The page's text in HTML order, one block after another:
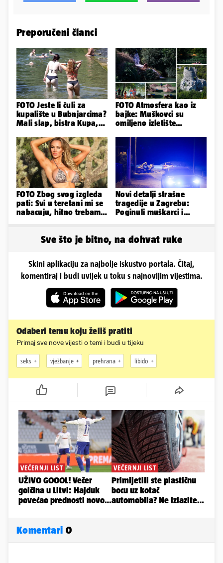
Preporučeni članci
FOTO Jeste li čuli za
kupalište u Bubnjarcima?
Mali slap, bistra Kupa,
idila!
FOTO Atmosfera kao iz
bajke: Muškovci su
omiljeno izletište
zašto
FOTO Zbog svog izgleda
pati: Svi u teretani mi se
nabacuju, hitno trebam
Novi detalji strašne
tragedije u Zagrebu:
Poginuli muškarci i
Sve što je bitno, na dohvat ruke
Skini aplikaciju za najbolje iskustvo portala. Čitaj,
komentiraj i budi uvijek u toku s najnovijim vijestima.
Odaberi temu koju želiš pratiti
Primaj sve nove vijesti o temi i budi u tijeku
seks vježbanje prehrana libido
Komentari 0